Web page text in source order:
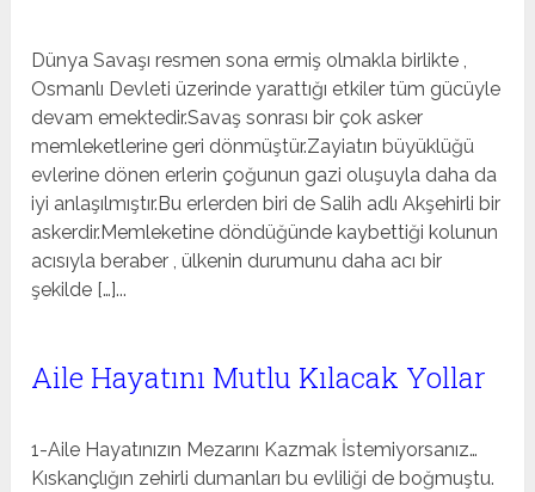
Dünya Savaşı resmen sona ermiş olmakla birlikte ,
Osmanlı Devleti üzerinde yarattığı etkiler tüm gücüyle
devam emektedir.Savaş sonrası bir çok asker
memleketlerine geri dönmüştür.Zayiatın büyüklüğü
evlerine dönen erlerin çoğunun gazi oluşuyla daha da
iyi anlaşılmıştır.Bu erlerden biri de Salih adlı Akşehirli bir
askerdir.Memleketine döndüğünde kaybettiği kolunun
acısıyla beraber , ülkenin durumunu daha acı bir
şekilde […]...
Aile Hayatını Mutlu Kılacak Yollar
1-Aile Hayatınızın Mezarını Kazmak İstemiyorsanız…
Kıskançlığın zehirli dumanları bu evliliği de boğmuştu.